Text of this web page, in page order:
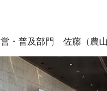
・普及部門 佐藤（農山